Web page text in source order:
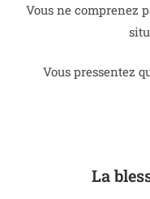
Vous ne comprenez
Vous pressentez
La